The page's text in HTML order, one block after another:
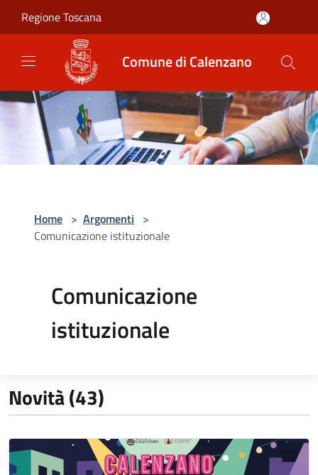
Regione Toscana
Comune di Calenzano
Home > Argomenti >
Comunicazione istituzionale
Comunicazione
istituzionale
Novità (43)